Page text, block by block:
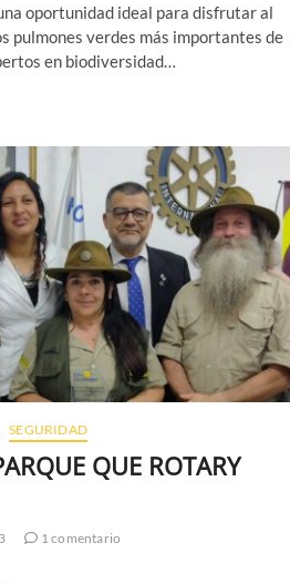
oportunidad ideal para disfrutar al
pulmones verdes más importantes de
en biodiversidad…
SEGURIDAD
QUE ROTARY
1 comentario